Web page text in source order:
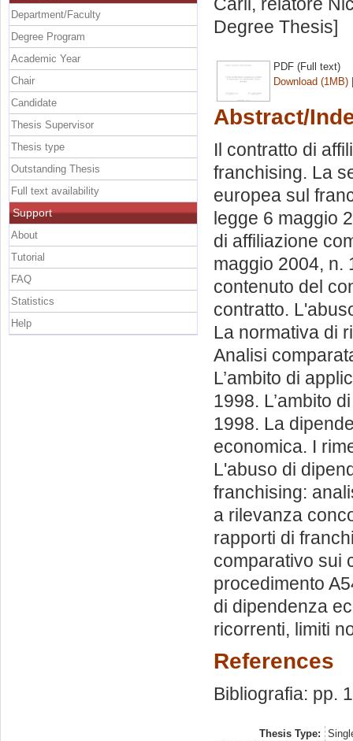
Degree Thesis]
PDF (Full text)
Download (1MB)
Abstract/
Il contratto di
franchising. La
europea sul
legge 6 maggio
di affiliazione
maggio 2004, n.
contenuto del
contratto.
La normativa di
Analisi
L’ambito di
1998. L’ambito
1998. La
economica. I
L'abuso di
franchising:
a rilevanza
rapporti di
comparativo sui
procedimento
di dipendenza
ricorrenti, limiti
References
Bibliografia: pp.
Thesis Type:
Department/Faculty
Degree Program
Academic Year
Chair
Candidate
Thesis Supervisor
Thesis type
Outstanding Thesis
Full text availability
Support
About
Tutorial
FAQ
Statistics
Help